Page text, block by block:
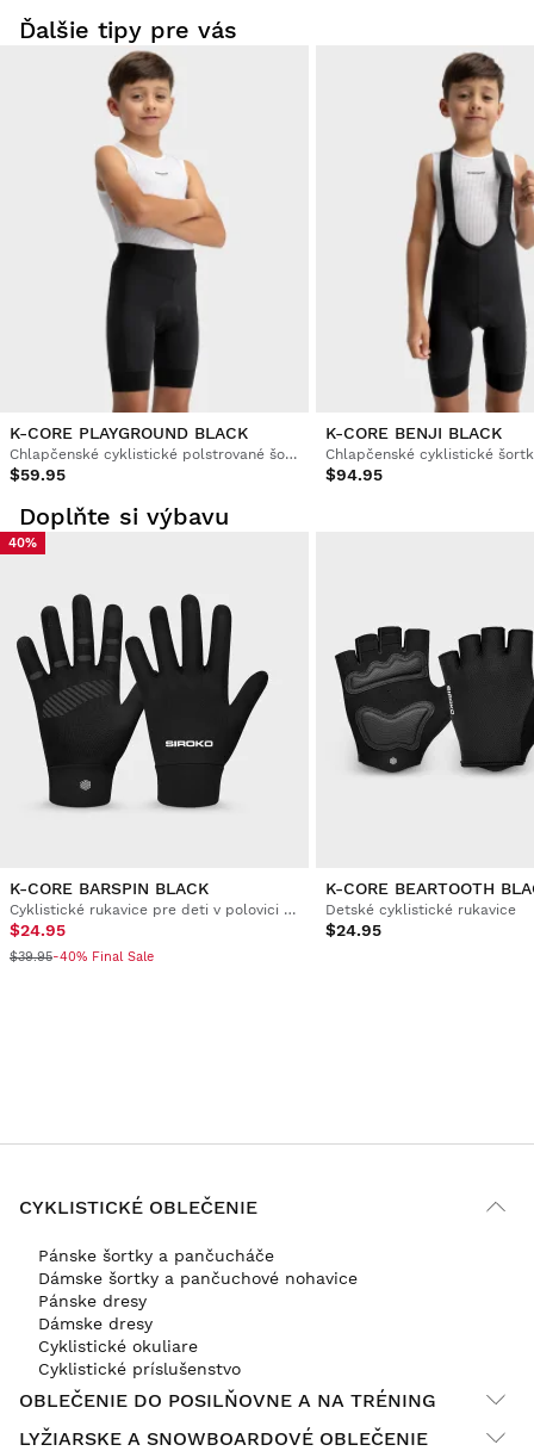
Ďalšie tipy pre vás
K-CORE PLAYGROUND BLACK
Chlapčenské cyklistické polstrované šortky
$59.95
K-CORE BENJI BLACK
$94.95
Doplňte si výbavu
40%
K-CORE BARSPIN BLACK
Cyklistické rukavice pre deti v polovici sezóny
$24.95
$39.95-40% Final Sale
K-CORE BEARTOOTH
Detské cyklistické rukavice
$24.95
CYKLISTICKÉ OBLEČENIE
Pánske šortky a pančucháče
Dámske šortky a pančuchové nohavice
Pánske dresy
Dámske dresy
Cyklistické okuliare
Cyklistické príslušenstvo
OBLEČENIE DO POSILŇOVNE A NA TRÉNING
LYŽIARSKE A SNOWBOARDOVÉ OBLEČENIE